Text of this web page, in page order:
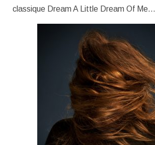
classique Dream A Little Dream Of Me…